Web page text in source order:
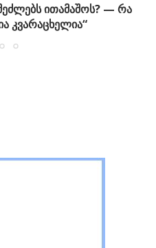
ითამაშოს? — რა
კვარაცხელია“